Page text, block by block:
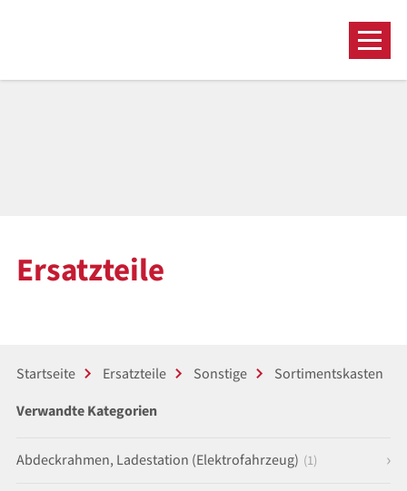
Ersatzteile
Startseite Ersatzteile Sonstige
Sortimentskasten
Verwandte Kategorien
Abdeckrahmen, Ladestation (Elektrofahrzeug) (1)